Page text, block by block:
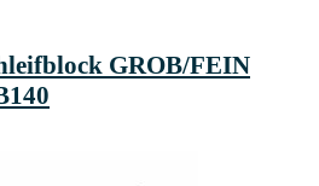
GROB/FEIN